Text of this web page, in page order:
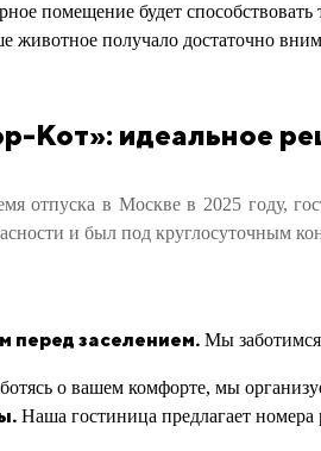
помещение будет
животное получало достаточно
Кот»: идеальное
отпуска в Москве в 2025 году,
и был под круглосуточным
перед заселением. Мы
о вашем комфорте, мы
Наша гостиница предлагает